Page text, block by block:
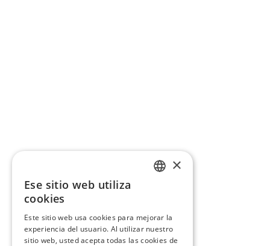
×
Ese sitio web utiliza
cookies
Este sitio web usa cookies para mejorar la
experiencia del usuario. Al utilizar nuestro
sitio web, usted acepta todas las cookies de